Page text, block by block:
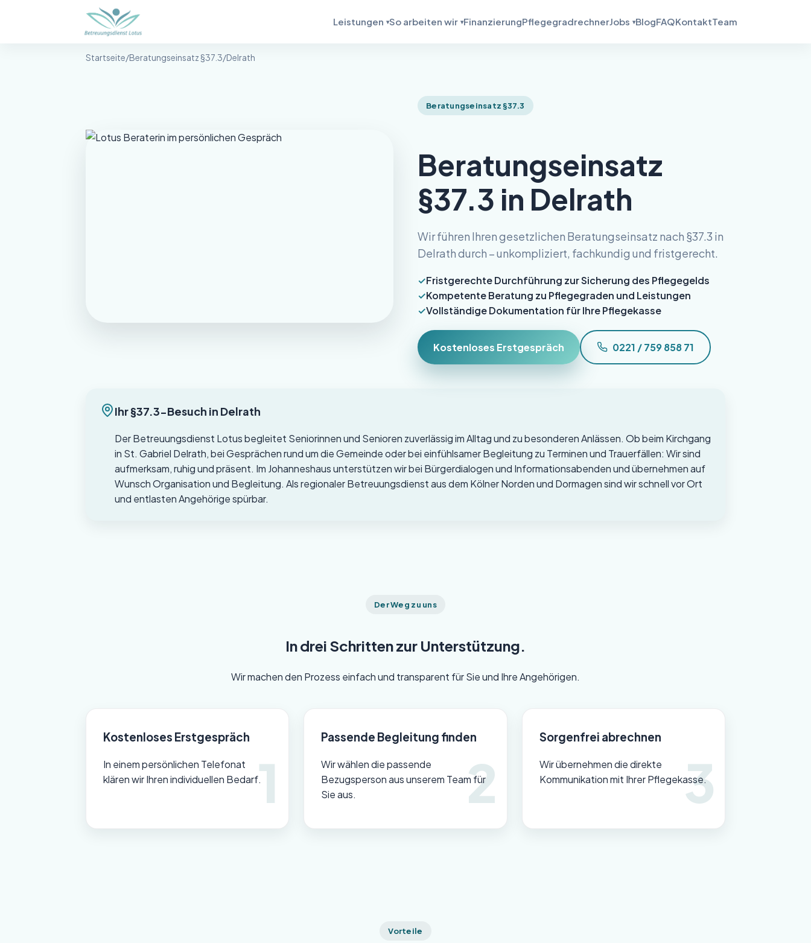
Betreuungsdienst Lotus
Leistungen So arbeiten wir FinanzierungPflegegradrechnerJobs BlogFAQKontaktTeam
Startseite/Beratungseinsatz §37.3/Delrath
Beratungseinsatz §37.3
Beratungseinsatz
§37.3 in Delrath
Wir führen Ihren gesetzlichen Beratungseinsatz nach §37.3 in
Delrath durch – unkompliziert, fachkundig und fristgerecht.
Fristgerechte Durchführung zur Sicherung des Pflegegelds
Kompetente Beratung zu Pflegegraden und Leistungen
Vollständige Dokumentation für Ihre Pflegekasse
Kostenloses Erstgespräch 0221 / 759 858 71
Ihr §37.3-Besuch in Delrath
Der Betreuungsdienst Lotus begleitet Seniorinnen und Senioren zuverlässig im Alltag und zu besonderen Anlässen. Ob beim Kirchgang
in St. Gabriel Delrath, bei Gesprächen rund um die Gemeinde oder bei einfühlsamer Begleitung zu Terminen und Trauerfällen: Wir sind
aufmerksam, ruhig und präsent. Im Johanneshaus unterstützen wir bei Bürgerdialogen und Informationsabenden und übernehmen auf
Wunsch Organisation und Begleitung. Als regionaler Betreuungsdienst aus dem Kölner Norden und Dormagen sind wir schnell vor Ort
und entlasten Angehörige spürbar.
Der Weg zu uns
In drei Schritten zur Unterstützung.
Wir machen den Prozess einfach und transparent für Sie und Ihre Angehörigen.
Kostenloses Erstgespräch
In einem persönlichen Telefonat
klären wir Ihren individuellen Bedarf.
Passende Begleitung finden
Wir wählen die passende
Bezugsperson aus unserem Team für
Sie aus.
Sorgenfrei abrechnen
Wir übernehmen die direkte
Kommunikation mit Ihrer Pflegekasse.
Vorteile